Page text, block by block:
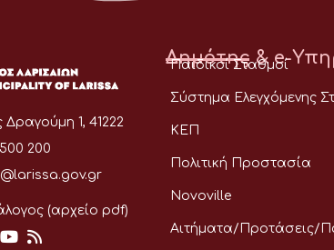
Δραγούμη 1, 41222
200
(αρχείο pdf)
Δημότης & e-
Παιδικοί Σταθμοί
Σύστημα Ελεγχόμενης
ΚΕΠ
Πολιτική Προστασία
Novoville
Αιτήματα/Προτάσεις/